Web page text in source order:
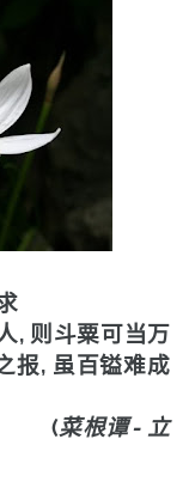
, 则斗粟可当万
报, 虽百镒难成
菜根谭- 立